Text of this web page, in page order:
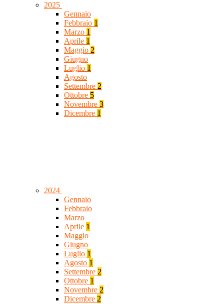
2025
Gennaio
Febbraio 1
Marzo 1
Aprile 1
Maggio 2
Giugno
Luglio 1
Agosto
Settembre 2
Ottobre 5
Novembre 3
Dicembre 1
2024
Gennaio
Febbraio
Marzo
Aprile 1
Maggio
Giugno
Luglio 1
Agosto 1
Settembre 2
Ottobre 1
Novembre 2
Dicembre 2